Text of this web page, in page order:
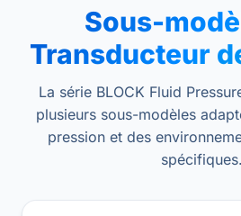
Sous-
Transducteur
La série BLOCK Fluid
plusieurs sous-modèles
pression et des
spécifiques.